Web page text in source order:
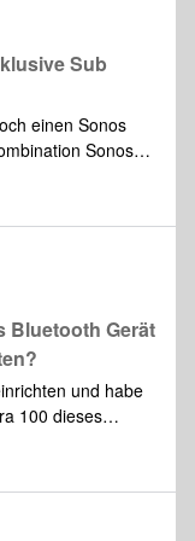
Sub
einen Sonos
Sonos
wo er
Stereo
Bluetooth Gerät
und habe
100 dieses
soll an sich im
werden.
der
dem (natürlich